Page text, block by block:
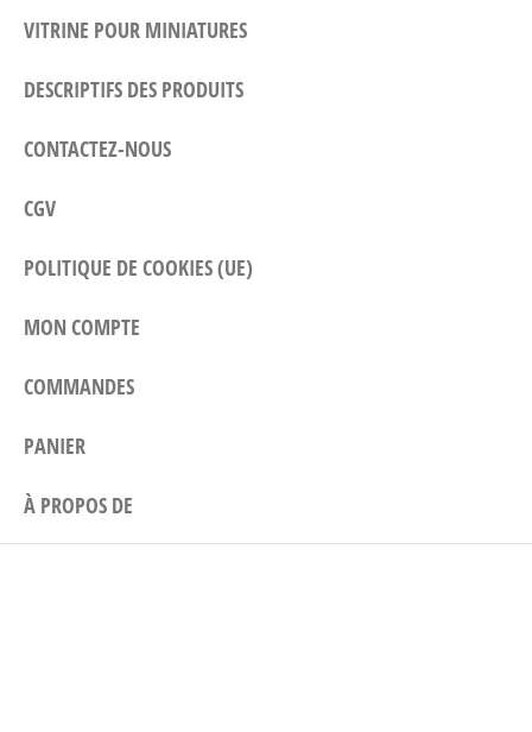
VITRINE POUR MINIATURES
DESCRIPTIFS DES PRODUITS
CONTACTEZ-NOUS
CGV
POLITIQUE DE COOKIES (UE)
MON COMPTE
COMMANDES
PANIER
À PROPOS DE